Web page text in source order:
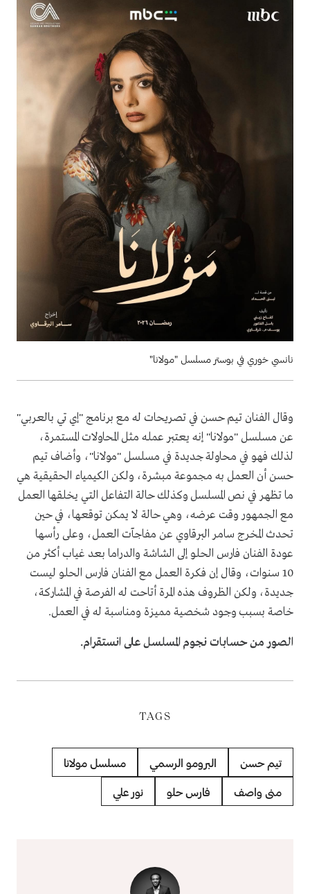
نانسي خوري في بوستر مسلسل "مولانا"
وقال الفنان تيم حسن في تصريحات له مع برنامج "إي تي بالعربي"
عن مسلسل "مولانا" إنه يعتبر عمله مثل المحاولات المستمرة،
لذلك فهو في محاولة جديدة في مسلسل "مولانا"، وأضاف تيم
حسن أن العمل به مجموعة مبشرة، ولكن الكيمياء الحقيقية هي
ما تظهر في نص المسلسل وكذلك حالة التفاعل التي يخلقها العمل
مع الجمهور وقت عرضه، وهي حالة لا يمكن توقعها، في حين
تحدث المخرج سامر البرقاوي عن مفاجآت العمل، وعلى رأسها
عودة الفنان فارس الحلو إلى الشاشة والدراما بعد غياب أكثر من
10 سنوات، وقال إن فكرة العمل مع الفنان فارس الحلو ليست
جديدة، ولكن الظروف هذه المرة أتاحت له الفرصة في المشاركة،
خاصة بسبب وجود شخصية مميزة ومناسبة له في العمل.
الصور من حسابات نجوم المسلسل على انستقرام.
TAGS
تيم حسن البرومو الرسمي مسلسل مولانا
منى واصف فارس حلو نور علي